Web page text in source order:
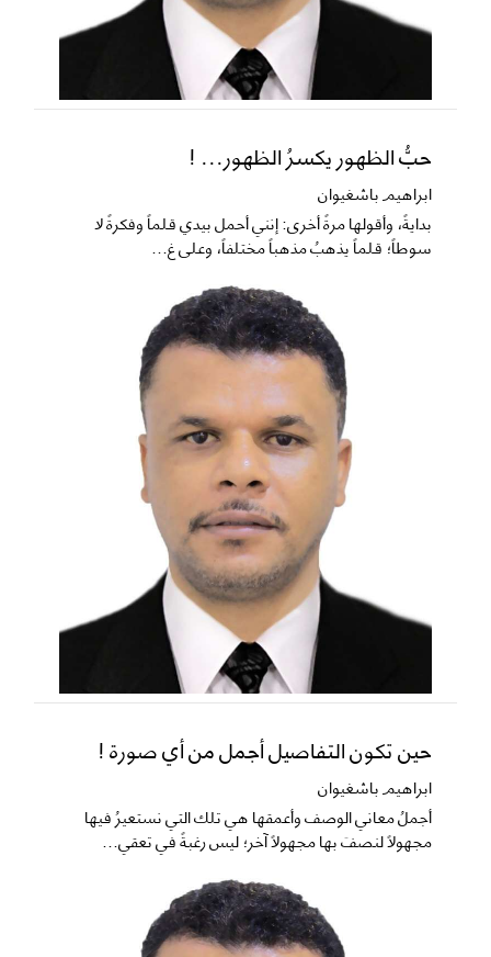
حبُّ الظهور يكسرُ الظهور... !
ابراهيم باشغيوان
​بدايةً، وأقولها مرةً أخرى: إنني أحمل بيدي قلماً وفكرةً لا
سوطاً؛ قلماً يذهبُ مذهباً مختلفاً، وعلى غ...
حين تكون التفاصيل أجمل من أي صورة !
ابراهيم باشغيوان
​أجملُ معاني الوصف وأعمقها هي تلك التي نستعيرُ فيها
مجهولاً لنصفَ بها مجهولاً آخر؛ ليس رغبةً في تعقي...